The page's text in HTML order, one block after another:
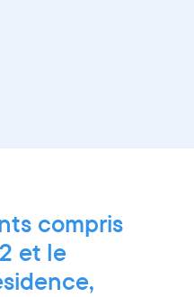
compris
et le